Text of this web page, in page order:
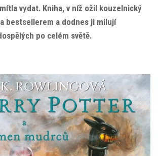
vydat. Kniha, v níž ožil kouzelnický
bestsellerem a dodnes ji milují
po celém světě.